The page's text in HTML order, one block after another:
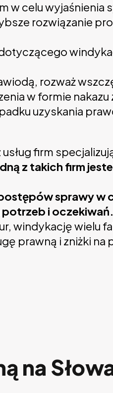
w celu wyjaśnienia
rozwiązanie
rozważ
w formie nakazu
uzyskania
firm
z takich firm
sprawy w
i oczekiwań.
windykację wielu
prawną i zniżki na
na